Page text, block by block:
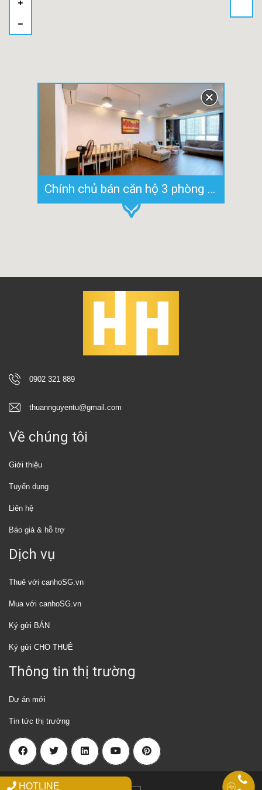
HOTLINE
Chính chủ bán căn hộ 3 phòng ngủ The Manor HCM 101m2 nhà đẹp
0902 321 889
thuannguyentu@gmail.com
Về chúng tôi
Giới thiệu
Tuyển dụng
Liên hệ
Báo giá & hỗ trợ
Dịch vụ
Thuê với canhoSG.vn
Mua với canhoSG.vn
Ký gửi BÁN
Ký gửi CHO THUÊ
Thông tin thị trường
Dự án mới
Tin tức thị trường